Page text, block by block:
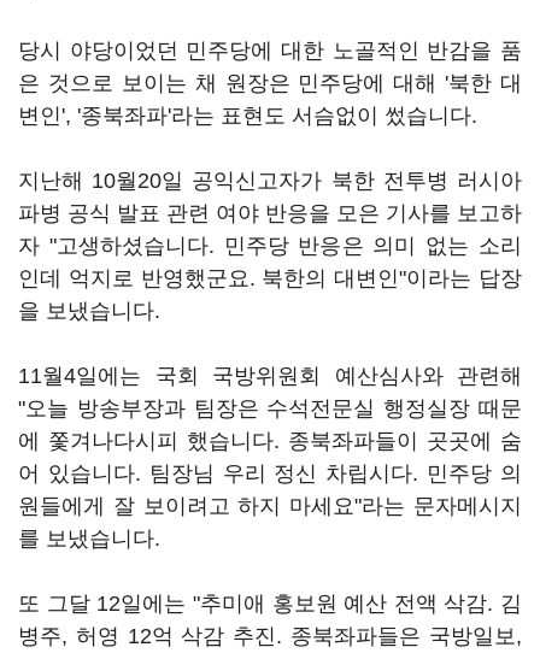
당시 야당이었던 민주당에 대한 노골적인 반감을 품
은 것으로 보이는 채 원장은 민주당에 대해 '북한 대
변인', '종북좌파'라는 표현도 서슴없이 썼습니다.
지난해 10월20일 공익신고자가 북한 전투병 러시아
파병 공식 발표 관련 여야 반응을 모은 기사를 보고하
자 "고생하셨습니다. 민주당 반응은 의미 없는 소리
인데 억지로 반영했군요. 북한의 대변인"이라는 답장
을 보냈습니다.
11월4일에는 국회 국방위원회 예산심사와 관련해
"오늘 방송부장과 팀장은 수석전문실 행정실장 때문
에 쫓겨나다시피 했습니다. 종북좌파들이 곳곳에 숨
어 있습니다. 팀장님 우리 정신 차립시다. 민주당 의
원들에게 잘 보이려고 하지 마세요"라는 문자메시지
를 보냈습니다.
또 그달 12일에는 "추미애 홍보원 예산 전액 삭감. 김
병주, 허영 12억 삭감 추진. 종북좌파들은 국방일보,